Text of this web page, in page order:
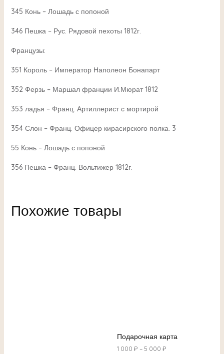
345 Конь – Лошадь с попоной
346 Пешка – Рус. Рядовой пехоты 1812г.
Французы:
351 Король – Император Наполеон Бонапарт
352 Ферзь – Маршал франции И.Мюрат 1812
353 ладья – Франц. Артиллерист с мортирой
354 Слон – Франц. Офицер кирасирского полка. 3
55 Конь – Лошадь с попоной
356 Пешка – Франц. Вольтижер 1812г.
Похожие товары
Подарочная карта
1 000 ₽ –5 000 ₽